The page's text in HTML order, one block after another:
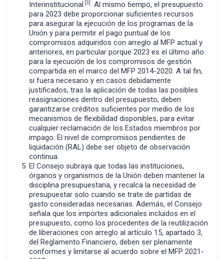
Interinstitucional [3] . Al mismo tiempo, el presupuesto
para 2023 debe proporcionar suficientes recursos
para asegurar la ejecución de los programas de la
Unión y para permitir el pago puntual de los
compromisos adquiridos con arreglo al MFP actual y
anteriores, en particular porque 2023 es el último año
para la ejecución de los compromisos de gestión
compartida en el marco del MFP 2014-2020. A tal fin,
si fuera necesario y en casos debidamente
justificados, tras la aplicación de todas las posibles
reasignaciones dentro del presupuesto, deben
garantizarse créditos suficientes por medio de los
mecanismos de flexibilidad disponibles, para evitar
cualquier reclamación de los Estados miembros por
impago. El nivel de compromisos pendientes de
liquidación (RAL) debe ser objeto de observación
continua.
El Consejo subraya que todas las instituciones,
órganos y organismos de la Unión deben mantener la
disciplina presupuestaria, y recalca la necesidad de
presupuestar solo cuando se trate de partidas de
gasto consideradas necesarias. Además, el Consejo
señala que los importes adicionales incluidos en el
presupuesto, como los procedentes de la reutilización
de liberaciones con arreglo al artículo 15, apartado 3,
del Reglamento Financiero, deben ser plenamente
conformes y limitarse al acuerdo sobre el MFP 2021­